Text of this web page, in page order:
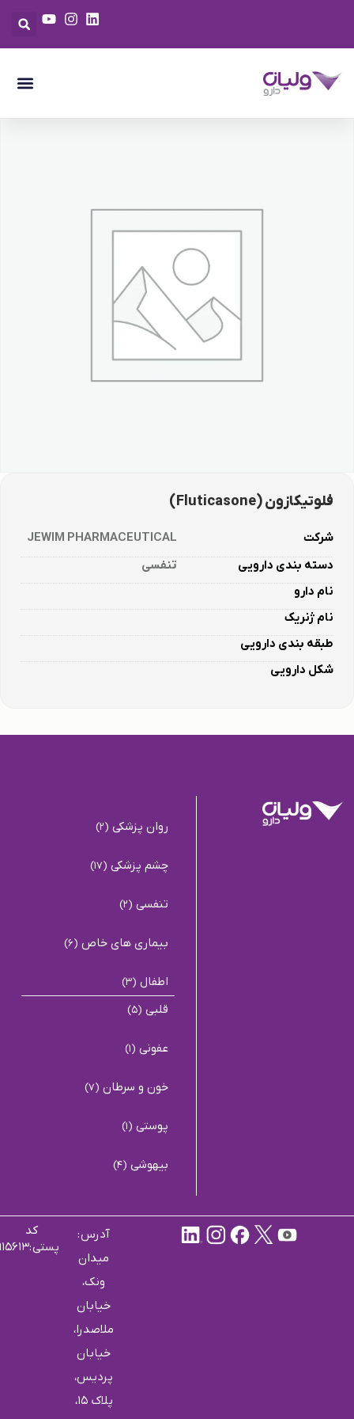
فلوتیکازون (Fluticasone)
شرکت
JEWIM PHARMACEUTICAL
دسته بندی دارویی
تنفسی
نام دارو
نام ژنریک
طبقه بندی دارویی​
شکل دارویی
روان پزشکی (2)
چشم پزشکی (17)
تنفسی (2)
بیماری های خاص (6)
اطفال (3)
قلبی (5)
عفونی (1)
خون و سرطان (7)
پوستی (1)
بیهوشی (4)
آدرس :
میدان
ونک،
خیابان
ملاصدرا،
خیابان
پردیس،
پلاک 15،
کد
پستی :۱۹۹۱۹۱۵۶۱۳